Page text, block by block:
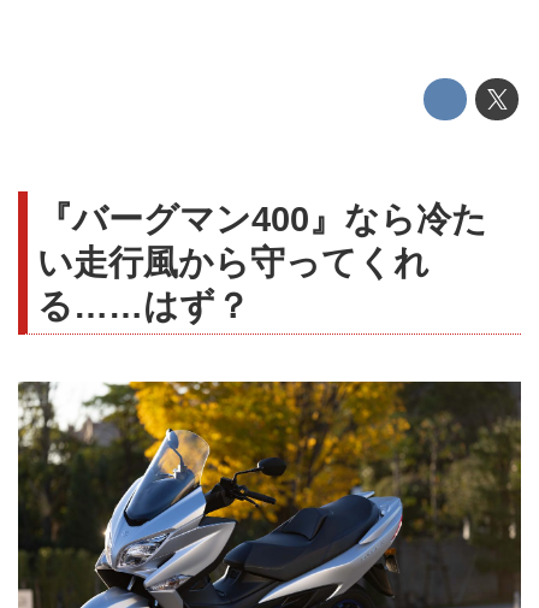
『バーグマン400』なら冷た
い走行風から守ってくれ
る……はず？